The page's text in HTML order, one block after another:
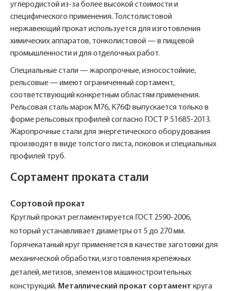
углеродистой из-за более высокой стоимости и
специфического применения. Толстолистовой
нержавеющий прокат используется для изготовления
химических аппаратов, тонколистовой — в пищевой
промышленности и для отделочных работ.
Специальные стали — жаропрочные, износостойкие,
рельсовые — имеют ограниченный сортамент,
соответствующий конкретным областям применения.
Рельсовая сталь марок М76, К76Ф выпускается только в
форме рельсовых профилей согласно ГОСТ Р 51685-2013.
Жаропрочные стали для энергетического оборудования
производят в виде толстого листа, поковок и специальных
профилей труб.
Сортамент проката стали
Сортовой прокат
Круглый прокат регламентируется ГОСТ 2590-2006,
который устанавливает диаметры от 5 до 270 мм.
Горячекатаный круг применяется в качестве заготовки для
механической обработки, изготовления крепёжных
деталей, метизов, элементов машиностроительных
конструкций. Металлический прокат сортамент круга